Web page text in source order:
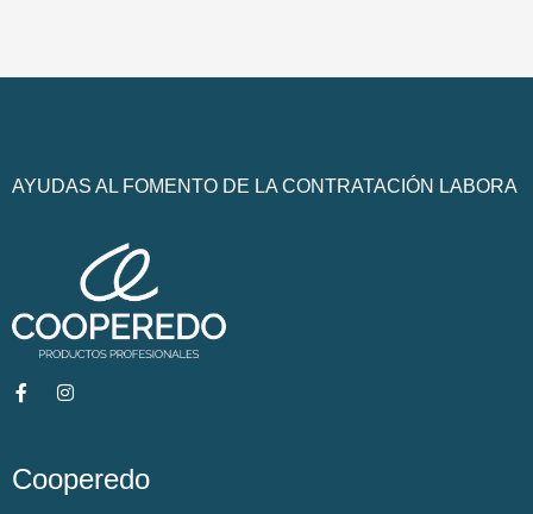
AYUDAS AL FOMENTO DE LA CONTRATACIÓN LABORA
Cooperedo